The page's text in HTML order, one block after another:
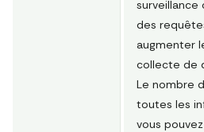
surveillance
des
augmenter
collecte de
Le nombre
toutes les
vous